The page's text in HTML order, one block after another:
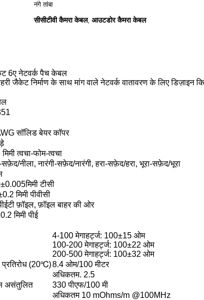
नंगे तांबा
सीसीटीवी कैमरा केबल, आउटडोर कैमरा केबल
6ए नेटवर्क पैच केबल
जैकेट निर्माण के साथ मांग वाले नेटवर्क वातावरण के लिए डिज़ाइन
सॉलिड बेयर कॉपर
त्वचा-फोम-त्वचा
सफ़ेद/नीला, नारंगी-सफ़ेद/नारंगी, हरा-सफ़ेद/हरा, भूरा-सफ़ेद/भूरा
टीसी
मिमी पीवीसी
फ़ॉइल, फ़ॉइल बाहर की ओर
मिमी पीई
4-100 मेगाहर्ट्ज: 100±15 ओम
100-200 मेगाहर्ट्ज: 100±22 ओम
200-500 मेगाहर्ट्ज: 100±32 ओम
(20℃)8.4 ओम/100 मीटर
अधिकतम. 2.5
असंतुलित
330 पीएफ/100 मी
अधिकतम 10 mOhms/m @100MHz